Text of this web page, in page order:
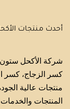
أحدث منتجات
شركة الأكحل ستون
كسر الزجاج، كسر
منتجات عالية
المنتجات